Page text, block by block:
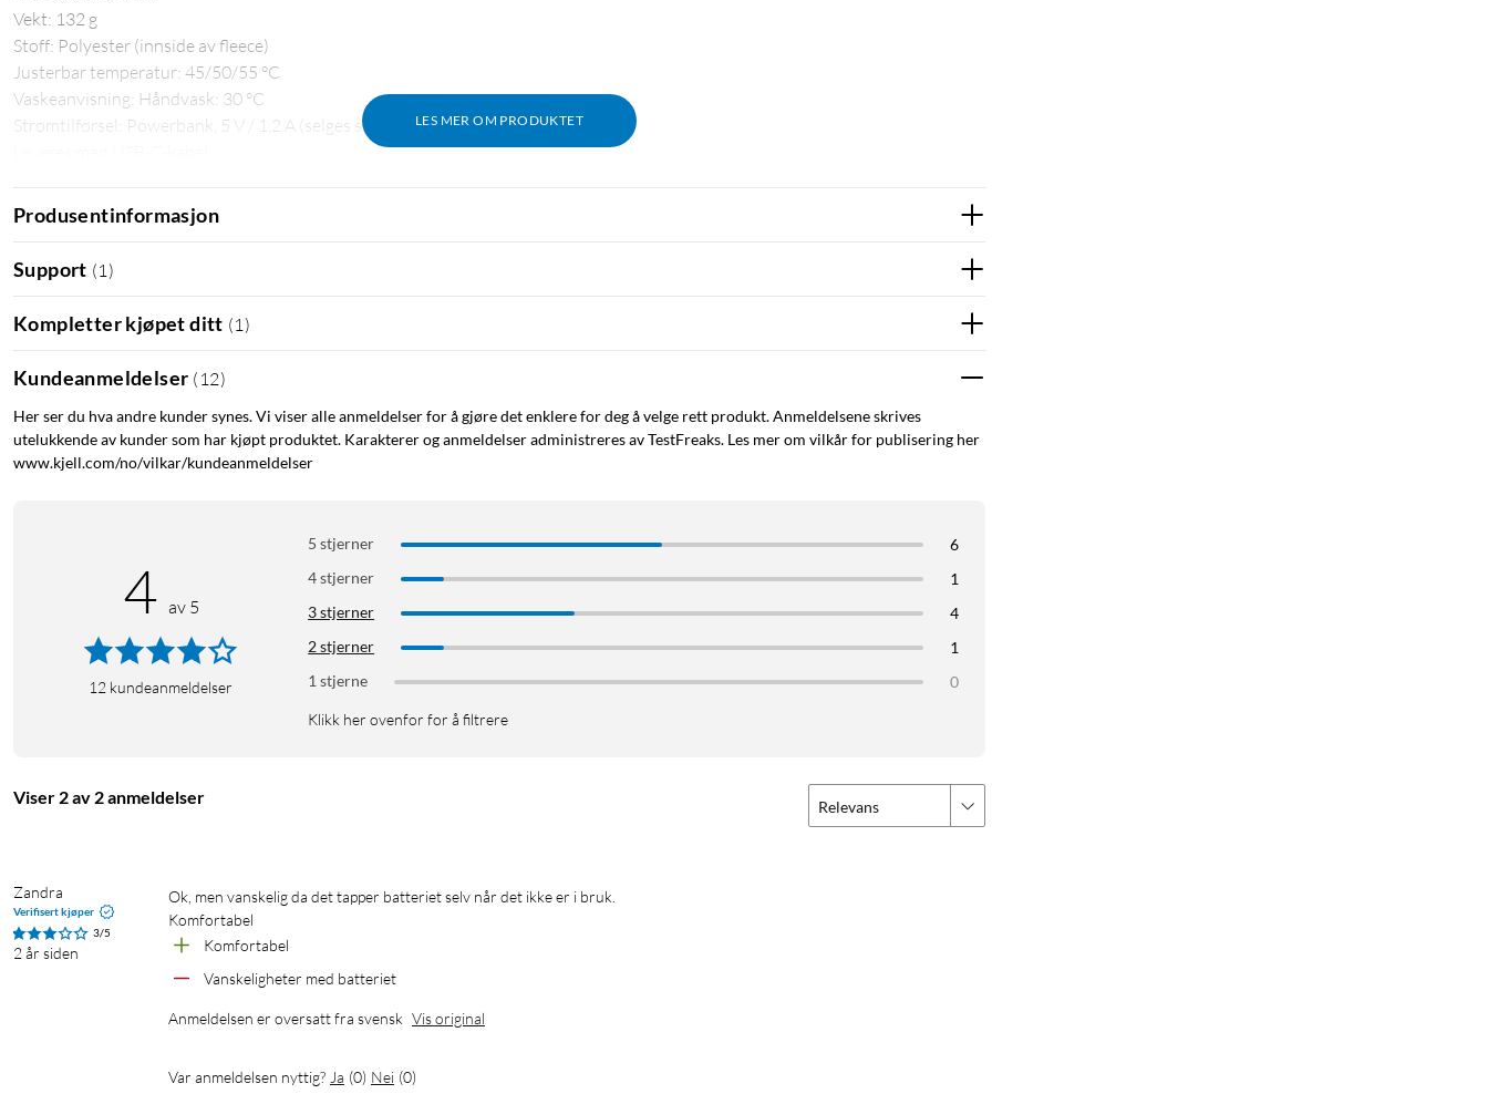
LES MER OM PRODUKTET
Vekt: 132 g
Stoff: Polyester (innside av fleece)
Justerbar temperatur: 45/50/55 °C
Vaskeanvisning: Håndvask: 30 °C
Strømtilførsel: Powerbank, 5 V / 1,2 A (selges separat)
Innebygd varme støv
Produsentinformasjon
Support (1 )
Kompletter kjøpet ditt (1 )
Kundeanmeldelser ( 12)
Her ser du hva andre kunder synes. Vi viser alle anmeldelser for å gjøre det enklere for deg å velge rett produkt. Anmeldelsene skrives
utelukkende av kunder som har kjøpt produktet. Karakterer og anmeldelser administreres av TestFreaks. Les mer om vilkår for publisering her
www.kjell.com/no/vilkar/kundeanmeldelser
4 av 5
12 kundeanmeldelser
5 stjerner
6
4 stjerner
1
3 stjerner
4
2 stjerner
1
1 stjerne
0
Klikk her ovenfor for å filtrere
Viser 2 av 2 anmeldelser Relevans
Zandra
Verifisert kjøper
3/5
2 år siden
Ok, men vanskelig da det tapper batteriet selv når det ikke er i bruk.
Komfortabel
Komfortabel
Vanskeligheter med batteriet
Anmeldelsen er oversatt fra svensk Vis original
Var anmeldelsen nyttig? Ja (0) Nei (0)